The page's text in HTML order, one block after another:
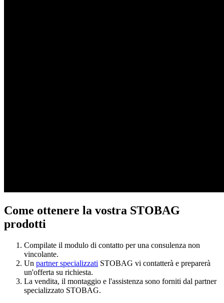
Come ottenere la vostra STOBAG
prodotti
Compilate il modulo di contatto per una consulenza non
vincolante.
Un partner specializzati STOBAG vi contatterà e preparerà
un'offerta su richiesta.
La vendita, il montaggio e l'assistenza sono forniti dal partner
specializzato STOBAG.